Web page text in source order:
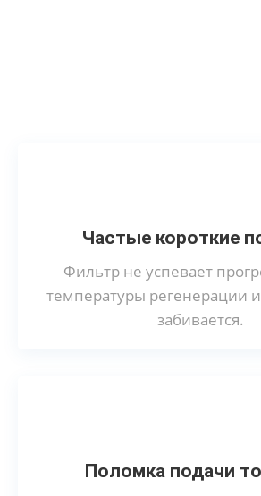
Частые короткие
Фильтр не успевает
температуры регенерации
забивается.
Поломка подачи